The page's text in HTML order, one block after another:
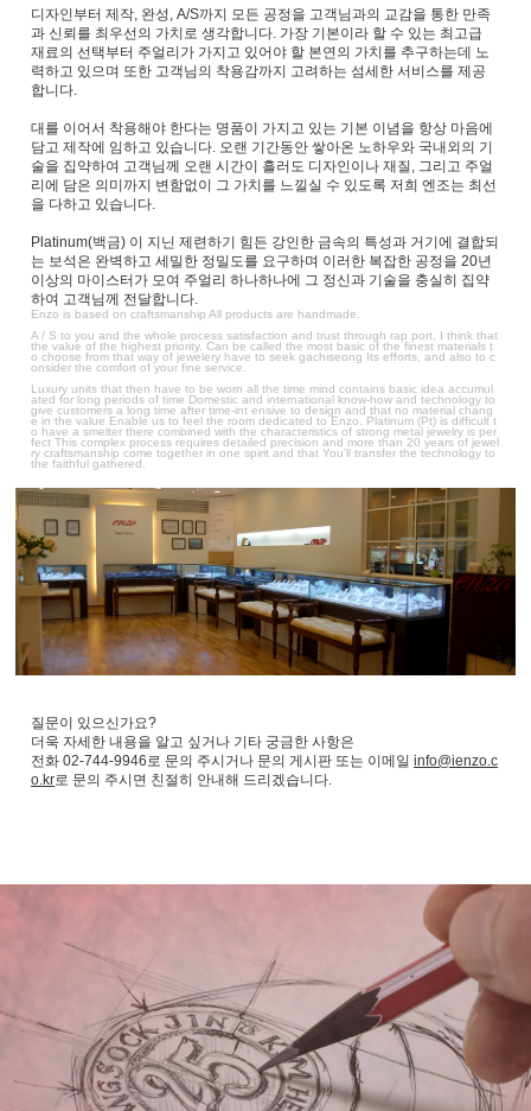
디자인부터 제작, 완성, A/S까지 모든 공정을 고객님과의 교감을 통한 만족
과 신뢰를 최우선의 가치로 생각합니다. 가장 기본이라 할 수 있는 최고급
재료의 선택부터 주얼리가 가지고 있어야 할 본연의 가치를 추구하는데 노
력하고 있으며 또한 고객님의 착용감까지 고려하는 섬세한 서비스를 제공
합니다.
대를 이어서 착용해야 한다는 명품이 가지고 있는 기본 이념을 항상 마음에
담고 제작에 임하고 있습니다. 오랜 기간동안 쌓아온 노하우와 국내외의 기
술을 집약하여 고객님께 오랜 시간이 흘러도 디자인이나 재질, 그리고 주얼
리에 담은 의미까지 변함없이 그 가치를 느낄실 수 있도록 저희 엔조는 최선
을 다하고 있습니다.
Platinum(백금) 이 지닌 제련하기 힘든 강인한 금속의 특성과 거기에 결합되
는 보석은 완벽하고 세밀한 정밀도를 요구하며 이러한 복잡한 공정을 20년
이상의 마이스터가 모여 주얼리 하나하나에 그 정신과 기술을 충실히 집약
하여 고객님께 전달합니다.
Enzo is based on craftsmanship All products are handmade.
A / S to you and the whole process satisfaction and trust through rap port, I think that
the value of the highest priority. Can be called the most basic of the finest materials t
o choose from that way of jewelery have to seek gachiseong Its efforts, and also to c
onsider the comfort of your fine service.
Luxury units that then have to be worn all the time mind contains basic idea accumul
ated for long periods of time Domestic and international know-how and technology to
give customers a long time after time-int ensive to design and that no material chang
e in the value Enable us to feel the room dedicated to Enzo. Platinum (Pt) is difficult t
o have a smelter there combined with the characteristics of strong metal jewelry is per
fect This complex process requires detailed precision and more than 20 years of jewel
ry craftsmanship come together in one spirit and that You'll transfer the technology to
the faithful gathered.
질문이 있으신가요?
더욱 자세한 내용을 알고 싶거나 기타 궁금한 사항은
전화 02-744-9946로 문의 주시거나 문의 게시판 또는 이메일info@ienzo.c
o.kr로 문의 주시면 친절히 안내해 드리겠습니다.